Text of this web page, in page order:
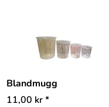
Blandmugg
11,00 kr*